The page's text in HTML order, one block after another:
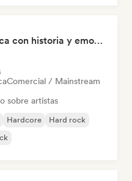
Alex Lara – Música con historia y emociones
Comercial / Mainstream
sobre artistas
Hardcore
Hard rock